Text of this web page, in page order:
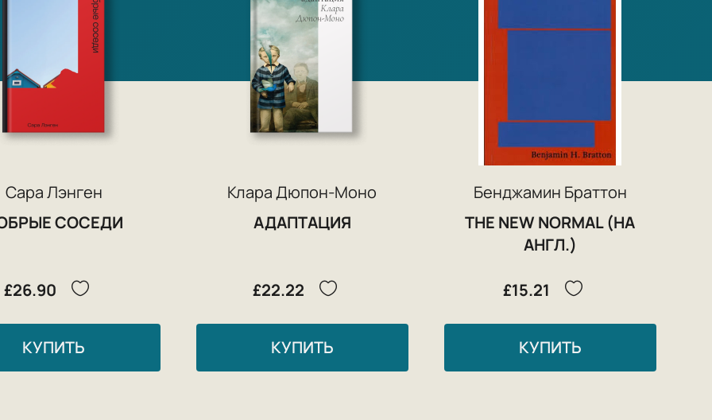
Сара Лэнген
СОСЕДИ
£26.90
КУПИТЬ
Клара Дюпон-Моно
АДАПТАЦИЯ
£22.22
КУПИТЬ
Бенджамин Браттон
THE NEW NORMAL (НА
АНГЛ.)
£15.21
КУПИТЬ